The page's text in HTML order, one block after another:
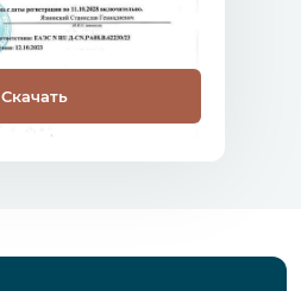
Скачать